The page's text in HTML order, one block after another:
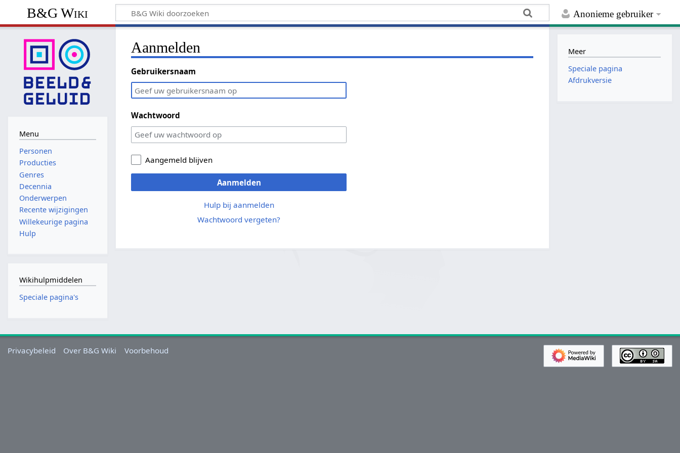
Anonieme gebruiker
B&G Wiki
Aanmelden
Gebruikersnaam
Wachtwoord
Aangemeld blijven
Aanmelden
Hulp bij aanmelden
Wachtwoord vergeten?
Menu
Personen
Producties
Genres
Decennia
Onderwerpen
Recente wijzigingen
Willekeurige pagina
Hulp
Wikihulpmiddelen
Speciale pagina's
Meer
Speciale pagina
Afdrukversie
Privacybeleid Over B&G Wiki Voorbehoud